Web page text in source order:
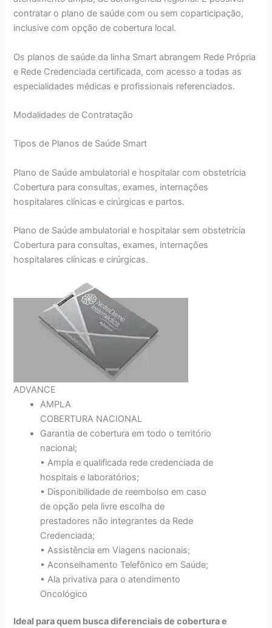
contratar o plano de saúde com ou sem coparticipação,
inclusive com opção de cobertura local.
Os planos de saúde da linha Smart abrangem Rede Própria
e Rede Credenciada certificada, com acesso a todas as
especialidades médicas e profissionais referenciados.
Modalidades de Contratação
Tipos de Planos de Saúde Smart
Plano de Saúde ambulatorial e hospitalar com obstetrícia
Cobertura para consultas, exames, internações
hospitalares clínicas e cirúrgicas e partos.
Plano de Saúde ambulatorial e hospitalar sem obstetrícia
Cobertura para consultas, exames, internações
hospitalares clínicas e cirúrgicas.
ADVANCE
AMPLA
COBERTURA NACIONAL
Garantia de cobertura em todo o território
nacional;
• Ampla e qualificada rede credenciada de
hospitais e laboratórios;
• Disponibilidade de reembolso em caso
de opção pela livre escolha de
prestadores não integrantes da Rede
Credenciada;
• Assistência em Viagens nacionais;
• Aconselhamento Telefônico em Saúde;
• Ala privativa para o atendimento
Oncológico
Ideal para quem busca diferenciais de cobertura e